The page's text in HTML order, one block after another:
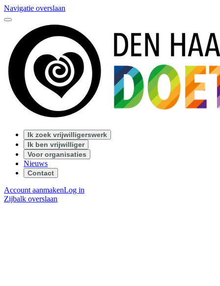
Navigatie overslaan
Ik zoek vrijwilligerswerk
Ik ben vrijwilliger
Voor organisaties
Nieuws
Contact
Account aanmakenLog in
Zijbalk overslaan